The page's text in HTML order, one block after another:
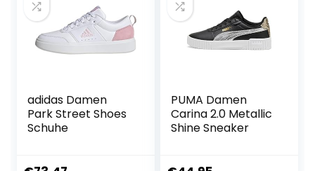
adidas Damen
Park Street Shoes
Schuhe
PUMA Damen
Carina 2.0 Metallic
Shine Sneaker